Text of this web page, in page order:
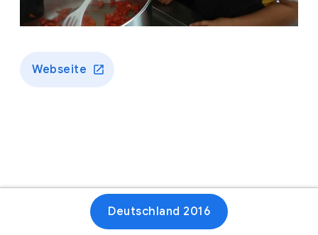
Webseite
Deutschland 2016